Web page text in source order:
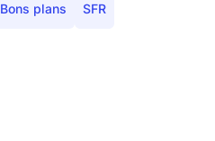
Bons plans SFR